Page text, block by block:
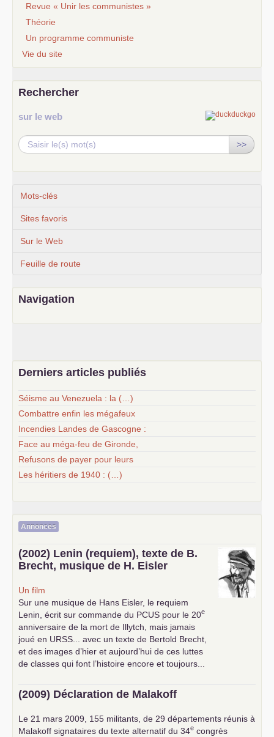
Revue « Unir les communistes »
Théorie
Un programme communiste
Vie du site
Rechercher
sur le web
>>
Mots-clés
Sites favoris
Sur le Web
Feuille de route
Navigation
Derniers articles publiés
Séisme au Venezuela : la (…)
Combattre enfin les mégafeux
Incendies Landes de Gascogne :
Face au méga-feu de Gironde,
Refusons de payer pour leurs
Les héritiers de 1940 : (…)
Annonces
(2002) Lenin (requiem), texte de B.
Brecht, musique de H. Eisler
Un film
Sur une musique de Hans Eisler, le requiem
Lenin, écrit sur commande du PCUS pour le 20e
anniversaire de la mort de Illytch, mais jamais
joué en URSS ... avec un texte de Bertold Brecht,
et des images d’hier et aujourd’hui de ces luttes
de classes qui font l’histoire encore et toujours...
(2009) Déclaration de Malakoff
Le 21 mars 2009, 155 militants, de 29 départements réunis à
Malakoff signataires du texte alternatif du 34e congrès